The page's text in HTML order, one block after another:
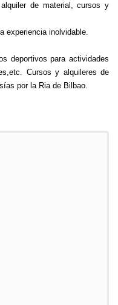
de material, cursos y
experiencia inolvidable.
deportivos para actividades
Cursos y alquileres de
por la Ria de Bilbao.